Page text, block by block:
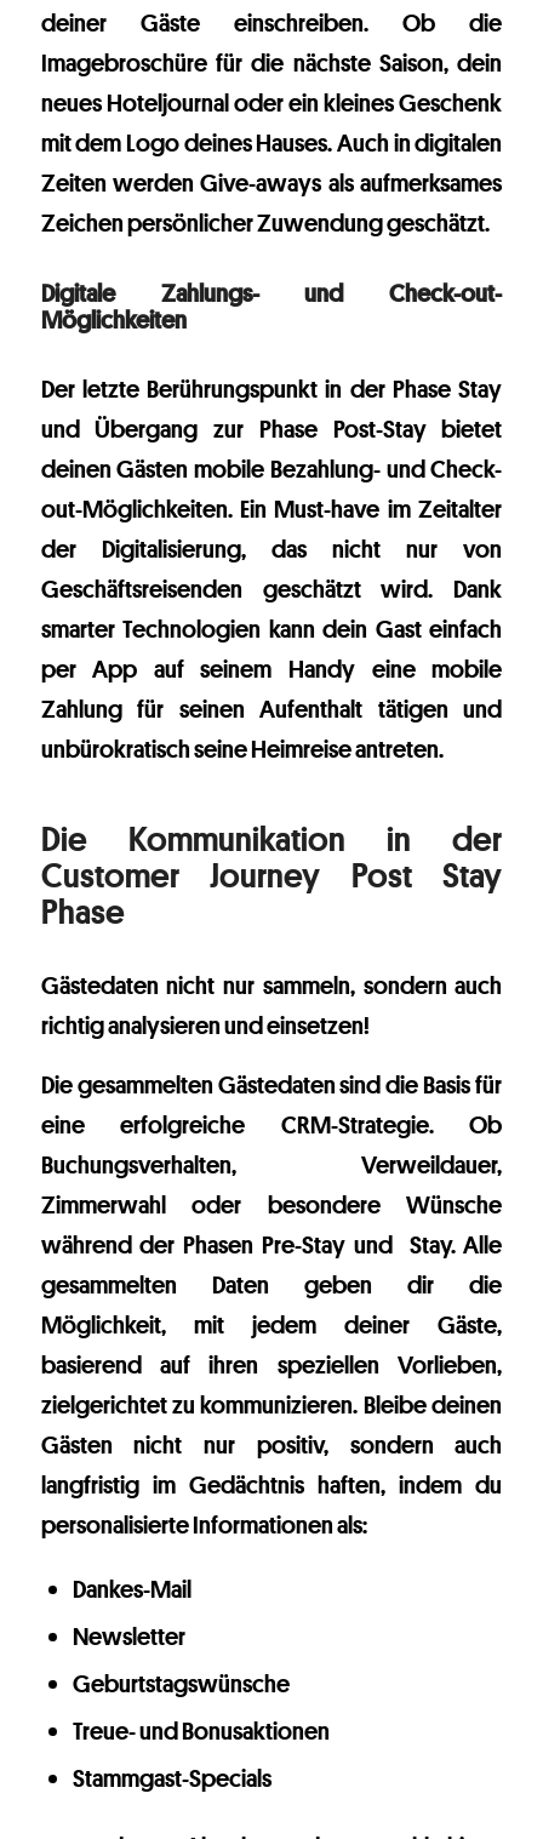
deiner Gäste einschreiben. Ob die
Imagebroschüre für die nächste Saison, dein
neues Hoteljournal oder ein kleines Geschenk
mit dem Logo deines Hauses. Auch in digitalen
Zeiten werden Give-aways als aufmerksames
Zeichen persönlicher Zuwendung geschätzt.
Digitale Zahlungs- und Check-out-
Möglichkeiten
Der letzte Berührungspunkt in der Phase Stay
und Übergang zur Phase Post-Stay bietet
deinen Gästen mobile Bezahlung- und Check-
out-Möglichkeiten. Ein Must-have im Zeitalter
der Digitalisierung, das nicht nur von
Geschäftsreisenden geschätzt wird. Dank
smarter Technologien kann dein Gast einfach
per App auf seinem Handy eine mobile
Zahlung für seinen Aufenthalt tätigen und
unbürokratisch seine Heimreise antreten.
Die Kommunikation in der
Customer Journey Post Stay
Phase
Gästedaten nicht nur sammeln, sondern auch
richtig analysieren und einsetzen!
Die gesammelten Gästedaten sind die Basis für
eine erfolgreiche CRM-Strategie. Ob
Buchungsverhalten, Verweildauer,
Zimmerwahl oder besondere Wünsche
während der Phasen Pre-Stay und Stay. Alle
gesammelten Daten geben dir die
Möglichkeit, mit jedem deiner Gäste,
basierend auf ihren speziellen Vorlieben,
zielgerichtet zu kommunizieren. Bleibe deinen
Gästen nicht nur positiv, sondern auch
langfristig im Gedächtnis haften, indem du
personalisierte Informationen als:
Dankes-Mail
Newsletter
Geburtstagswünsche
Treue- und Bonusaktionen
Stammgast-Specials